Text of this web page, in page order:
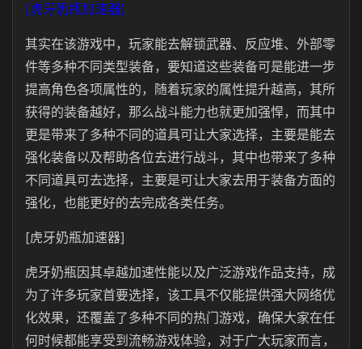
[虎牙奶瓶加速器]
其实在该游戏中，玩家能去解锁武器、反应堆、外部零
件等多种不同类型装备，要知道这些装备可是能进一步
提高角色各项属性的，随着玩家的属性提升越高，其所
获得的装备越好，那么战斗能力也就更加强悍，而其中
更是带来了多种不同的道具可让大家选择，主要是能去
强化装备以及帮助各位去进行战斗，其中也带来了多种
不同道具可去选择，主要是可让大家去用于装备方面的
强化，也能更好的去完成各类任务。
[虎牙奶瓶加速器]
虎牙奶瓶因其卓越加速性能以及广泛游戏作品支持，成
为了许多玩家首要选择，该工具不仅能提供强大网络优
化效果，还覆盖了多种不同的热门游戏，确保大家在任
何时候都能享受到流畅游戏体验，对于广大玩家而言，